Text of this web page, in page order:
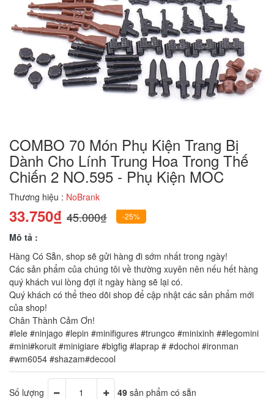
COMBO 70 Món Phụ Kiện Trang Bị
Dành Cho Lính Trung Hoa Trong Thế
Chiến 2 NO.595 - Phụ Kiện MOC
Thương hiệu : NoBrank
33.750₫ 45.000₫ -25%
Mô tả :
Hàng Có Sẵn, shop sẽ gửi hàng đi sớm nhất trong ngày!
Các sản phẩm của chúng tôi về thường xuyên nên nếu hết hàng
quý khách vui lòng đợi ít ngày hàng sẽ lại có.
Quý khách có thể theo dõi shop để cập nhật các sản phẩm mới
của shop!
Chân Thành Cảm Ơn!
#lele #ninjago #lepin #minifigures #trungco #minixinh ##legomini
#mini#koruit #minigiare #bigfig #laprap # #dochoi #ironman
#wm6054 #shazam#decool
Số lượng 49 sản phẩm có sẵn